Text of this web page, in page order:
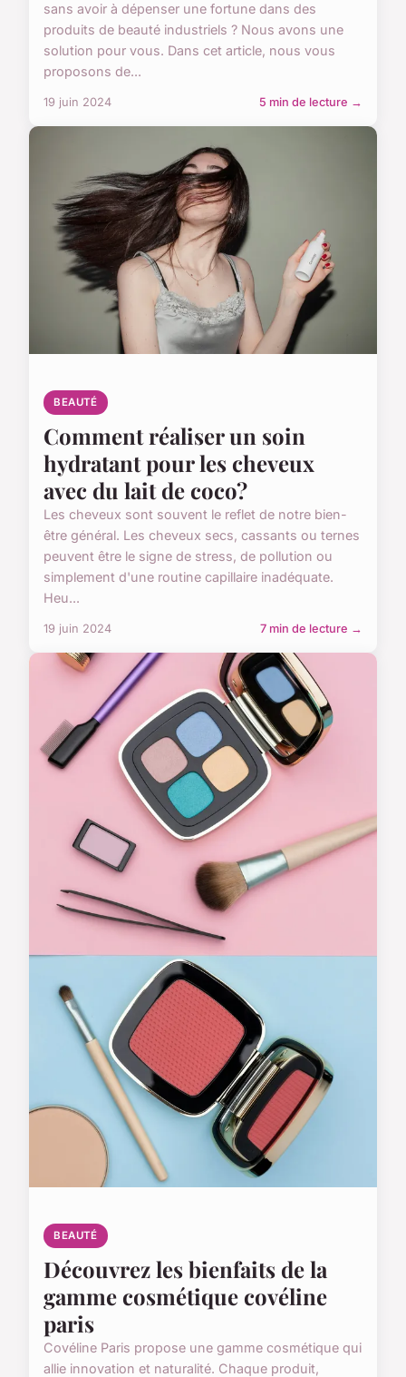
sans avoir à dépenser une fortune dans des
produits de beauté industriels ? Nous avons une
solution pour vous. Dans cet article, nous vous
proposons de...
19 juin 2024 5 min de lecture →
BEAUTÉ
Comment réaliser un soin
hydratant pour les cheveux
avec du lait de coco?
Les cheveux sont souvent le reflet de notre bien-
être général. Les cheveux secs, cassants ou ternes
peuvent être le signe de stress, de pollution ou
simplement d'une routine capillaire inadéquate.
Heu...
19 juin 2024 7 min de lecture →
BEAUTÉ
Découvrez les bienfaits de la
gamme cosmétique covéline
paris
Covéline Paris propose une gamme cosmétique qui
allie innovation et naturalité. Chaque produit,